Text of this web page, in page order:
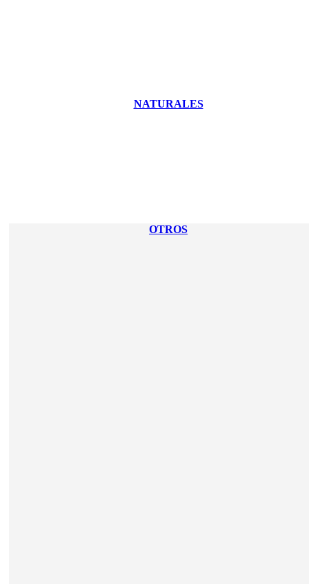
NATURALES
OTROS